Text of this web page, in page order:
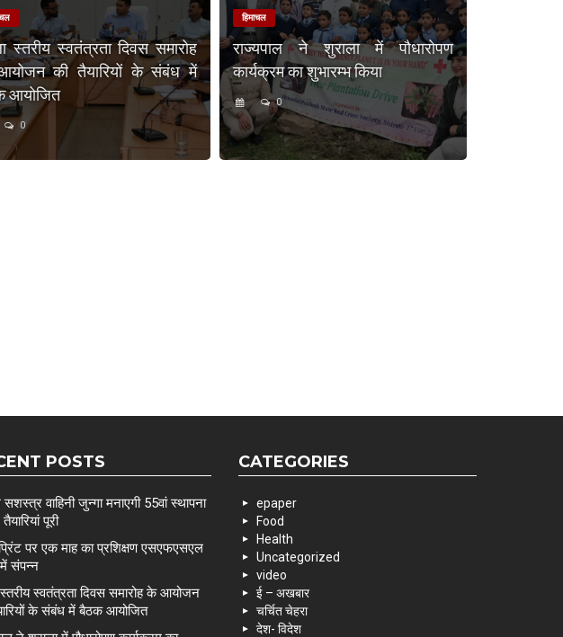
स्तरीय स्वतंत्रता दिवस समारोह
की तैयारियों के संबंध में
आयोजित
0
हिमाचल
राज्यपाल ने शुराला में पौधारोपण
कार्यक्रम का शुभारम्भ किया
0
POSTS
वाहिनी जुन्गा मनाएगी 55वां स्थापना
पूरी
पर एक माह का प्रशिक्षण एसएफएसएल
संपन्न
स्वतंत्रता दिवस समारोह के आयोजन
के संबंध में बैठक आयोजित
CATEGORIES
epaper
Food
Health
Uncategorized
video
ई – अखबार
चर्चित चेहरा
देश- विदेश